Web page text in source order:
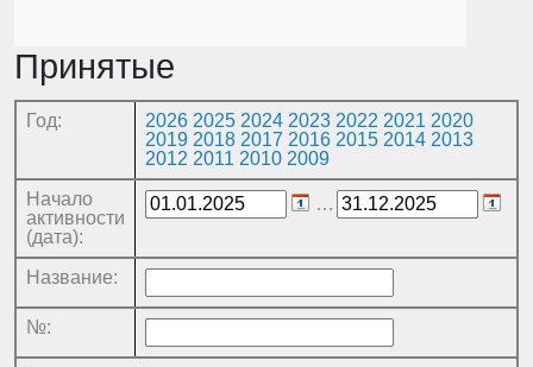
Принятые
Год: 2026 2025 2024 2023 2022 2021 2020
2019 2018 2017 2016 2015 2014 2013
2012 2011 2010 2009
Начало
активности
(дата):
…
Название:
№: